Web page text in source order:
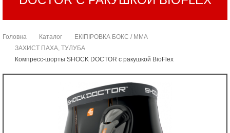
Головна Каталог
ЕКІПІРОВКА БОКС / ММА
ЗАХИСТ ПАХА, ТУЛУБА
Компресс-шорты SHOCK DOCTOR с ракушкой BioFlex